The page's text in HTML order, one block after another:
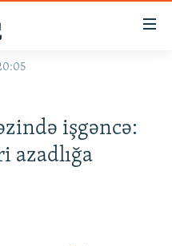
işgəncə:
azadlığa